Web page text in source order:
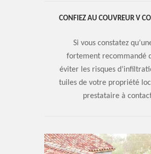
CONFIEZ AU COUVREUR V
Si vous constatez
fortement recommandé
éviter les risques
tuiles de votre propriété
prestataire à